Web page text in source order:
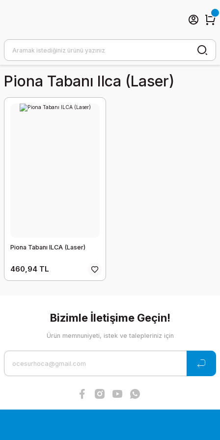
Piona Tabanı Ilca (laser)
Piona Tabanı ILCA (Laser)
460,94 TL
Bizimle İletişime Geçin!
Ürün memnuniyeti, istek ve talepleriniz için